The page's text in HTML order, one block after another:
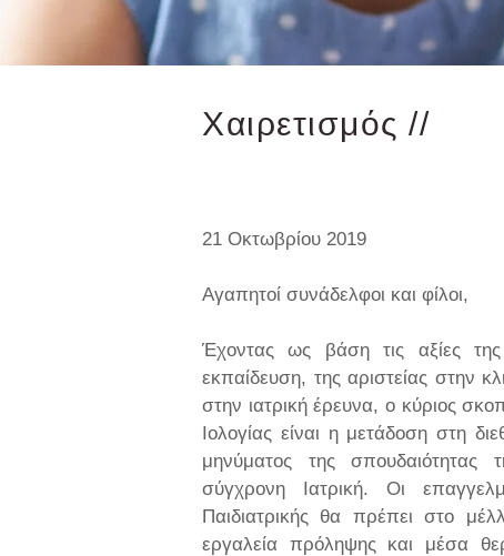
21 Οκτωβρίου 2019
Αγαπητοί συνάδελφοι και φίλοι,
Έχοντας ως βάση τις αξίες
εκπαίδευση, της αριστείας στην
στην ιατρική έρευνα, ο κύριος
Ιολογίας είναι η μετάδοση στη
μηνύματος της σπουδαιότητας
σύγχρονη Ιατρική. Οι
Παιδιατρικής θα πρέπει στο
εργαλεία πρόληψης και μέσα
Χαιρετισμός //